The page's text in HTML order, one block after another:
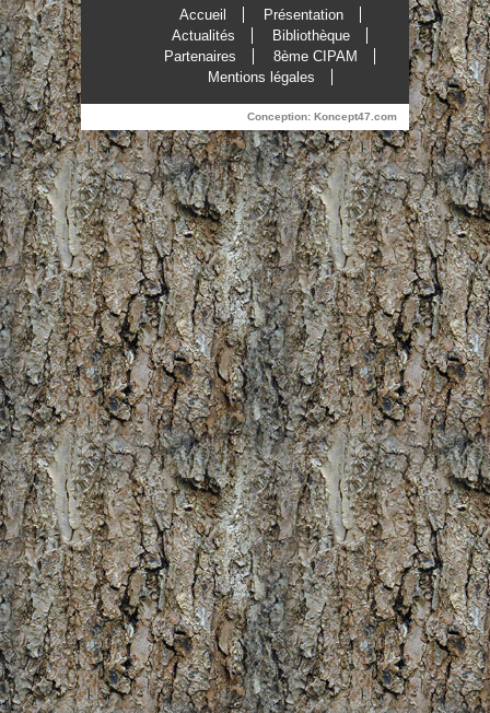
Accueil
Présentation
Actualités
Bibliothèque
Partenaires
8ème CIPAM
Mentions légales
Conception: Koncept47.com